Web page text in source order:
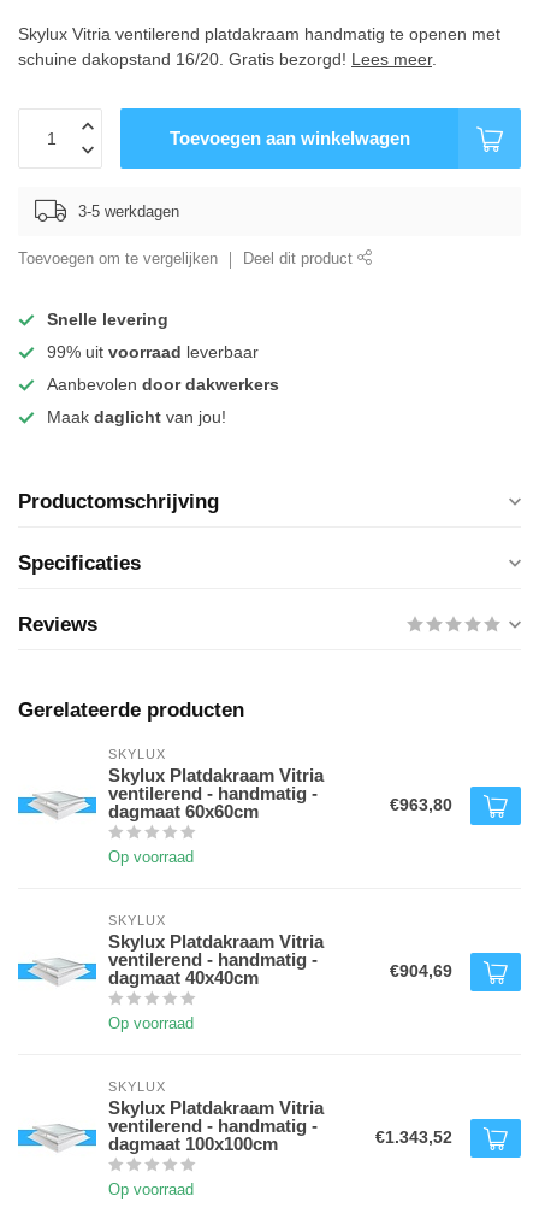
Skylux Vitria ventilerend platdakraam handmatig te openen met
schuine dakopstand 16/20. Gratis bezorgd! Lees meer.
Toevoegen aan winkelwagen
3-5 werkdagen
Toevoegen om te vergelijken Deel dit product
Snelle levering
99% uit voorraad leverbaar
Aanbevolen door dakwerkers
Maak daglicht van jou!
Productomschrijving
Specificaties
Reviews
Gerelateerde producten
SKYLUX
Skylux Platdakraam Vitria
ventilerend - handmatig -
dagmaat 60x60cm
Op voorraad
€963,80
SKYLUX
Skylux Platdakraam Vitria
ventilerend - handmatig -
dagmaat 40x40cm
Op voorraad
€904,69
SKYLUX
Skylux Platdakraam Vitria
ventilerend - handmatig -
dagmaat 100x100cm
Op voorraad
€1.343,52